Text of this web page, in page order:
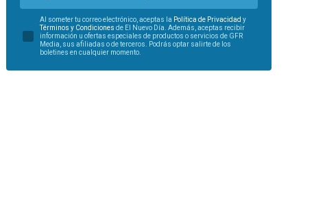
Al someter tu correo electrónico, aceptas la Política de Privacidad y
Términos y Condiciones de El Nuevo Día. Además, aceptas recibir
información u ofertas especiales de productos o servicios de GFR
Media, sus afiliadas o de terceros. Podrás optar salirte de los
boletines en cualquier momento.